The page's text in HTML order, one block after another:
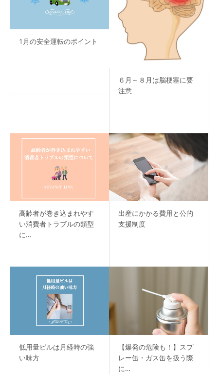
1月の安全運転のポイント
６月～８月は脳梗塞に要
注意
高齢者が巻き込まれやす
い消費者トラブルの類型
に…
出産にかかる費用と公的
支援制度
低用量ピルは月経時の強
い味方
【爆発の危険も！】スプ
レー缶・ガス缶を扱う際
に…